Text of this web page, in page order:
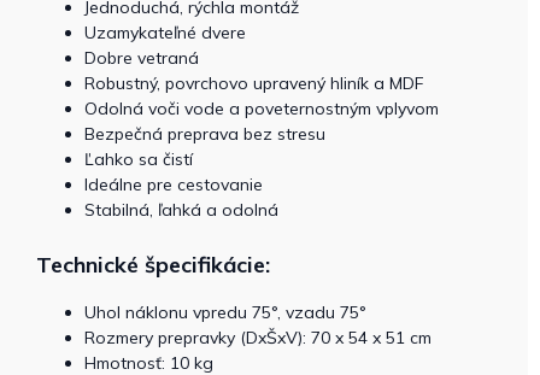
Jednoduchá, rýchla montáž
Uzamykateľné dvere
Dobre vetraná
Robustný, povrchovo upravený hliník a MDF
Odolná voči vode a poveternostným vplyvom
Bezpečná preprava bez stresu
Ľahko sa čistí
Ideálne pre cestovanie
Stabilná, ľahká a odolná
Technické špecifikácie:
Uhol náklonu vpredu 75°, vzadu 75°
Rozmery prepravky (DxŠxV): 70 x 54 x 51 cm
Hmotnosť: 10 kg